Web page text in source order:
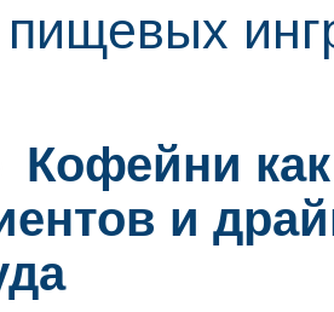
Кофейни
и